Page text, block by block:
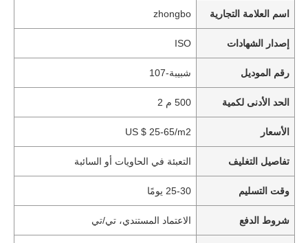
اسم العلامة التجارية zhongbo
إصدار الشهادات ISO
رقم الموديل شبيبة-107
الحد الأدنى لكمية 500 م 2
الأسعار US $ 25-65/m2
تفاصيل التغليف التعبئة في الحاويات أو السائبة
وقت التسليم 25-30 يومًا
شروط الدفع الاعتماد المستندي، تي/تي